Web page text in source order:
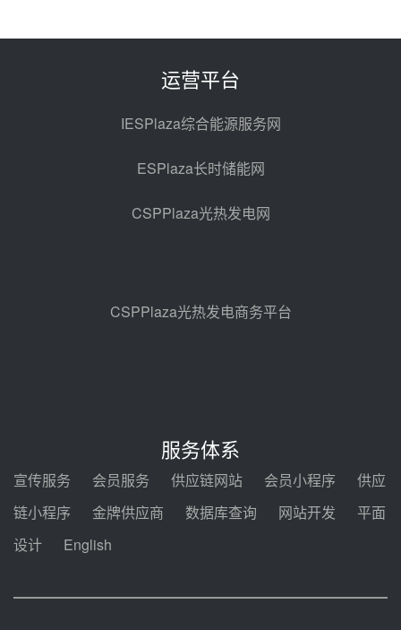
电机组灵活性改造项目三元液态盐
2026-2029年熔盐介质框架协议
中能建华中试研院中标重能新疆
100MW光热项目机组调试及性能
试验
昨天 08-05 10:41
格局
昨天 08-05 09:11
锅中标格尔木项目蒸汽发生系统
甘肃建投安装公司赴京洽谈，深化
瓜州、博州光热项目战略合作
发！明确推动光热发电规模化发展
运营平台
IESPlaza综合能源服务网
ESPlaza长时储能网
CSPPlaza光热发电网
CSPPlaza光热发电商务平台
服务体系
宣传服务 会员服务 供应链网站 会员小程序
供应
链小程序
金牌供应商 数据库查询 网站开发
平面
设计
English